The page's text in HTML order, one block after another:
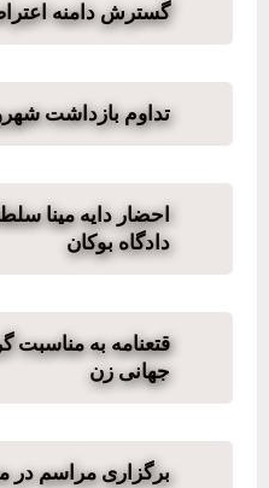
گسترش دامنه
تداوم بازداشت
احضار دایه مینا
دادگاه بوکان
جهانی زن
برگزاری مراسم در